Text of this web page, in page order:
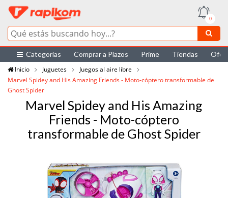
0
Categorías Comprar a Plazos Prime Tiendas
Inicio
Juguetes
Juegos al aire libre
Marvel Spidey and His Amazing Friends - Moto-cóptero transformable de
Ghost Spider
Marvel Spidey and His Amazing
Friends - Moto-cóptero
transformable de Ghost Spider